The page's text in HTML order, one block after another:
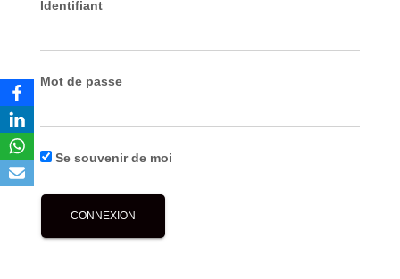
Identifiant
Mot de passe
Se souvenir de moi